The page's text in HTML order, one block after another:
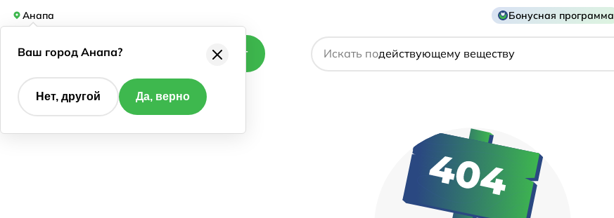
Анапа Бонусная программа
Каталог Искать по
названию препарата
действующему веществу
Ваш город Анапа?
Нет, другой Да, верно